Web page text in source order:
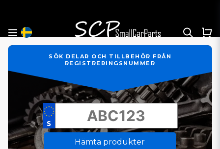
SÖK DELAR OCH TILLBEHÖR FRÅN
REGISTRERINGSNUMMER
Hämta produkter